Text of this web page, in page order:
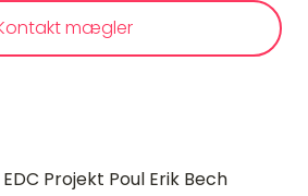
mægler
EDC Projekt Poul Erik Bech